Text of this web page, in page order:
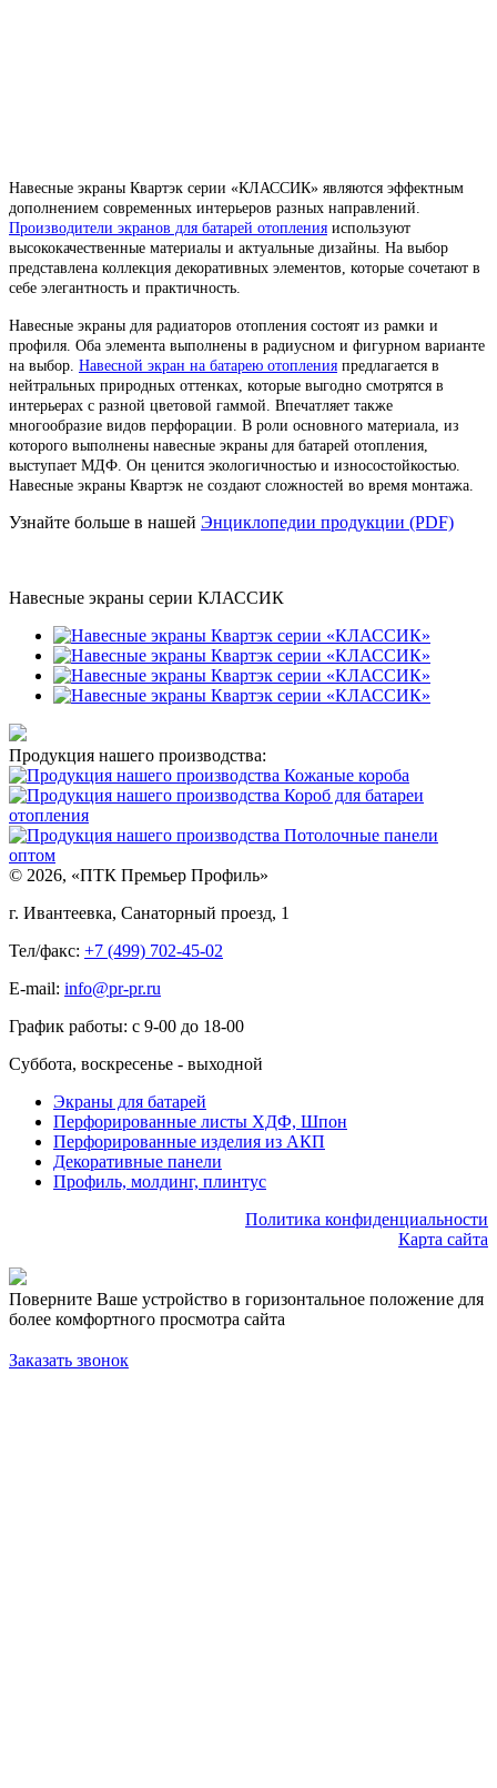
Навесные экраны Квартэк серии «КЛАССИК» являются эффектным
дополнением современных интерьеров разных направлений.
Производители экранов для батарей отопления используют
высококачественные материалы и актуальные дизайны. На выбор
представлена коллекция декоративных элементов, которые сочетают в
себе элегантность и практичность.
Навесные экраны для радиаторов отопления состоят из рамки и
профиля. Оба элемента выполнены в радиусном и фигурном варианте
на выбор. Навесной экран на батарею отопления предлагается в
нейтральных природных оттенках, которые выгодно смотрятся в
интерьерах с разной цветовой гаммой. Впечатляет также
многообразие видов перфорации. В роли основного материала, из
которого выполнены навесные экраны для батарей отопления,
выступает МДФ. Он ценится экологичностью и износостойкостью.
Навесные экраны Квартэк не создают сложностей во время монтажа.
Узнайте больше в нашей Энциклопедии продукции (PDF)
Навесные экраны серии КЛАССИК
Продукция нашего производства:
Кожаные короба
Короб для батареи
отопления
Потолочные панели
оптом
© 2026, «ПТК Премьер Профиль»
г. Ивантеевка, Санаторный проезд, 1
Тел/факс: +7 (499) 702-45-02
E-mail: info@pr-pr.ru
График работы: с 9-00 до 18-00
Суббота, воскресенье - выходной
Экраны для батарей
Перфорированные листы ХДФ, Шпон
Перфорированные изделия из АКП
Декоративные панели
Профиль, молдинг, плинтус
Политика конфиденциальности
Карта сайта
Поверните Ваше устройство в горизонтальное положение для
более комфортного просмотра сайта
Заказать звонок